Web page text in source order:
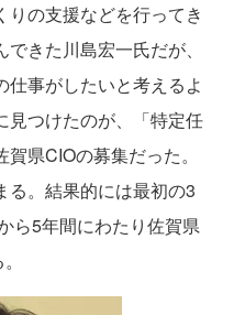
の支援などを行ってき
きた川島宏一氏だが、
事がしたいと考えるよ
見つけたのが、「特定任
県CIOの募集だった。
る。結果的には最初の3
ら5年間にわたり佐賀県